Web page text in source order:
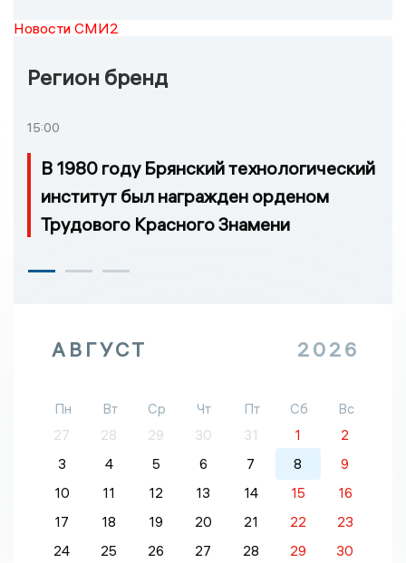
Новости СМИ2
Регион бренд
15:00
В 1980 году Брянский технологический
институт был награжден орденом
Трудового Красного Знамени
АВГУСТ 2026
Пн Вт Ср Чт Пт Сб
Вс
27
28 29 30 31 1
2
3
4 5 6 7 8
9
10
11 12 13 14 15
16
17
18 19 20 21 22
23
24
25 26 27 28 29
30